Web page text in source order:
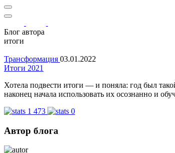
Toggle
navigation
Show
search
form
Блог автора
итоги
Трансформация 03.01.2022
Итоги 2021
Хотела подвести итоги — и поняла: год был
наконец начала использовать их осознанно и
1 473
0
Автор блога